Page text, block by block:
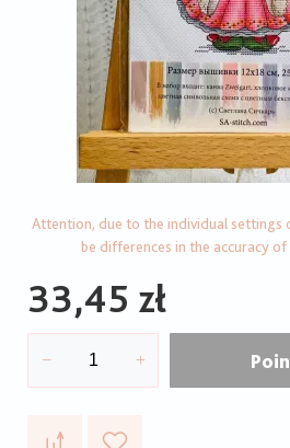
Attention, due to the individual settings
be differences in the accuracy
33,45 zł